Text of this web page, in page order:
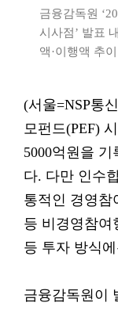
금융감독원
시사점’ 발표
액·이행액 추
(서울=NSP통
모펀드(PEF)
5000억원을
다. 다만 인수
통적인 경영참
등 비경영참여
등 투자 방식
금융감독원이